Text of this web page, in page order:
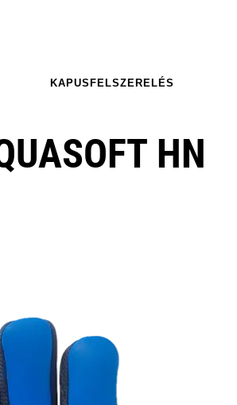
KAPUSFELSZERELÉS
HN